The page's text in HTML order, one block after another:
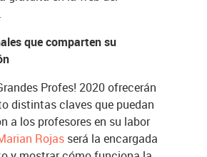
que comparten su
Profes! 2020 ofrecerán
distintas claves que puedan
a los profesores en su labor
Rojas será la encargada